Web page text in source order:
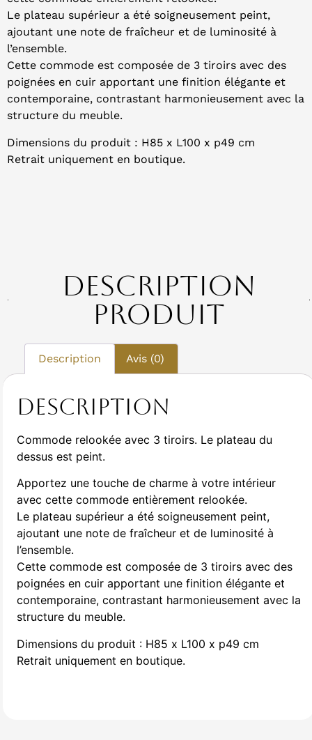
Le plateau supérieur a été soigneusement peint,
ajoutant une note de fraîcheur et de luminosité à
l’ensemble.
Cette commode est composée de 3 tiroirs avec des
poignées en cuir apportant une finition élégante et
contemporaine, contrastant harmonieusement avec la
structure du meuble.
Dimensions du produit : H85 x L100 x p49 cm
Retrait uniquement en boutique.
Description
Produit
Description Avis (0)
Description
Commode relookée avec 3 tiroirs. Le plateau du
dessus est peint.
Apportez une touche de charme à votre intérieur
avec cette commode entièrement relookée.
Le plateau supérieur a été soigneusement peint,
ajoutant une note de fraîcheur et de luminosité à
l’ensemble.
Cette commode est composée de 3 tiroirs avec des
poignées en cuir apportant une finition élégante et
contemporaine, contrastant harmonieusement avec la
structure du meuble.
Dimensions du produit : H85 x L100 x p49 cm
Retrait uniquement en boutique.